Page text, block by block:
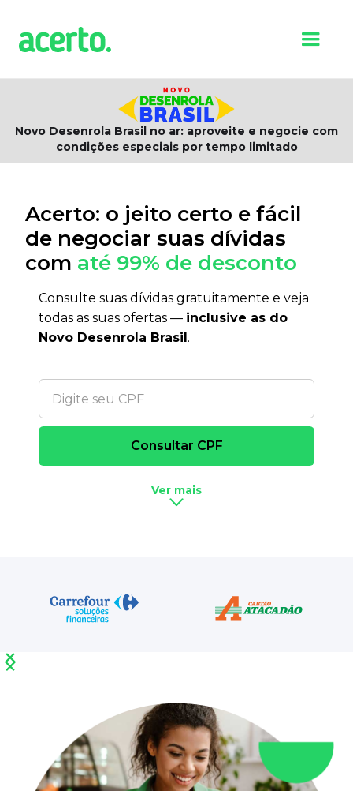
Novo Desenrola Brasil no ar: aproveite e negocie com
condições especiais por tempo limitado
Acerto: o jeito certo e fácil
de negociar suas dívidas
com até 99% de desconto
Consulte suas dívidas gratuitamente e veja
todas as suas ofertas — inclusive as do
Novo Desenrola Brasil.
Ver mais